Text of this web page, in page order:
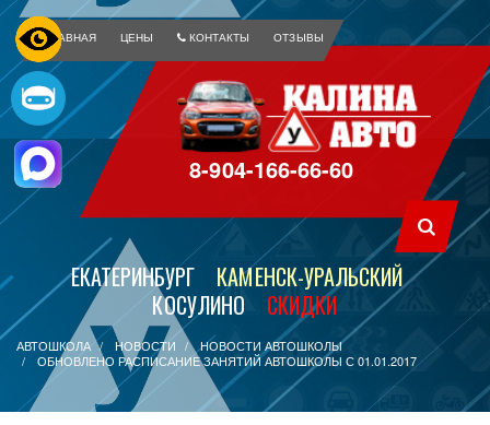
ГЛАВНАЯ ЦЕНЫ КОНТАКТЫ ОТЗЫВЫ
8-904-166-66-60
ЕКАТЕРИНБУРГ
КАМЕНСК-УРАЛЬСКИЙ
КОСУЛИНО
СКИДКИ
АВТОШКОЛА НОВОСТИ
НОВОСТИ АВТОШКОЛЫ
ОБНОВЛЕНО РАСПИСАНИЕ ЗАНЯТИЙ АВТОШКОЛЫ С 01.01.2017